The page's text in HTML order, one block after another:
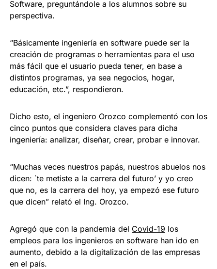
Software, preguntándole a los alumnos sobre su
perspectiva.
“Básicamente ingeniería en software puede ser la
creación de programas o herramientas para el uso
más fácil que el usuario pueda tener, en base a
distintos programas, ya sea negocios, hogar,
educación, etc.”, respondieron.
Dicho esto, el ingeniero Orozco complementó con los
cinco puntos que considera claves para dicha
ingeniería: analizar, diseñar, crear, probar e innovar.
“Muchas veces nuestros papás, nuestros abuelos nos
dicen: `te metiste a la carrera del futuro’ y yo creo
que no, es la carrera del hoy, ya empezó ese futuro
que dicen” relató el Ing. Orozco.
Agregó que con la pandemia del Covid-19 los
empleos para los ingenieros en software han ido en
aumento, debido a la digitalización de las empresas
en el país.